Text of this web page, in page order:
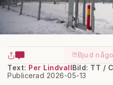
Bjud
Text: Per Lindvall
Publicerad 2026-05-13
Bild: TT /